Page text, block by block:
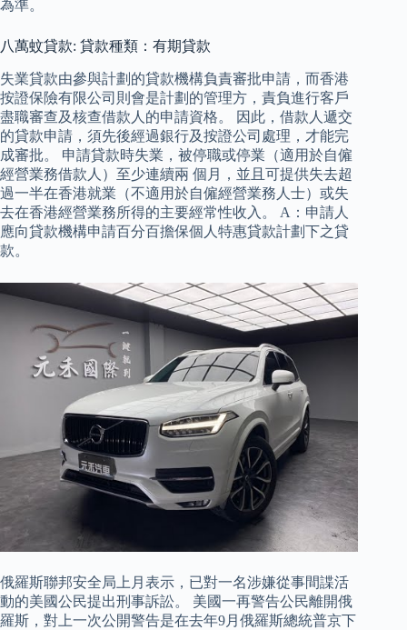
為準。
八萬蚊貸款: 貸款種類：有期貸款
失業貸款由參與計劃的貸款機構負責審批申請，而香港
按證保險有限公司則會是計劃的管理方，責負進行客戶
盡職審查及核查借款人的申請資格。 因此，借款人遞交
的貸款申請，須先後經過銀行及按證公司處理，才能完
成審批。 申請貸款時失業，被停職或停業（適用於自僱
經營業務借款人）至少連續兩 個月，並且可提供失去超
過一半在香港就業（不適用於自僱經營業務人士）或失
去在香港經營業務所得的主要經常性收入。 A：申請人
應向貸款機構申請百分百擔保個人特惠貸款計劃下之貸
款。
俄羅斯聯邦安全局上月表示，已對一名涉嫌從事間諜活
動的美國公民提出刑事訴訟。 美國一再警告公民離開俄
羅斯，對上一次公開警告是在去年9月俄羅斯總統普京下